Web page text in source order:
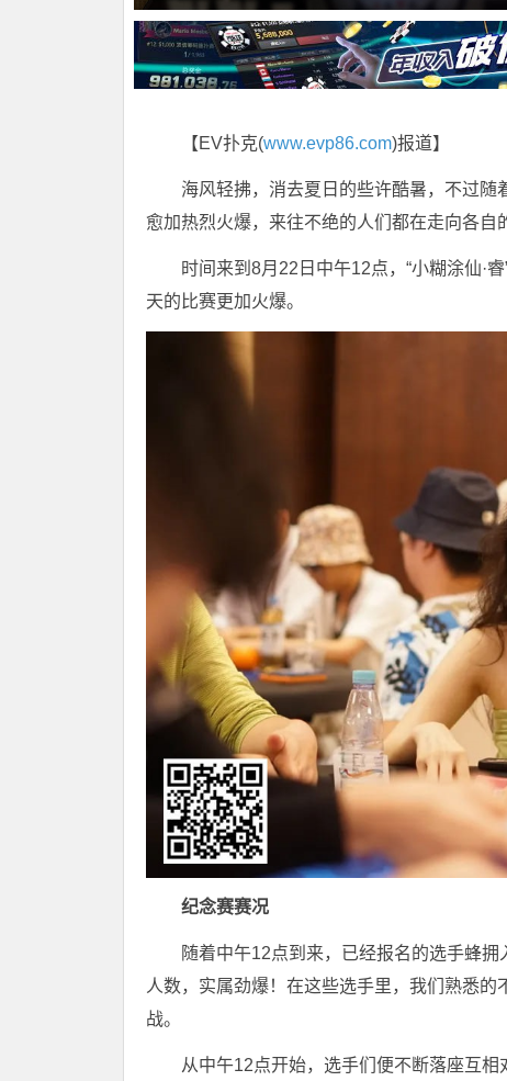
【EV扑克(www.evp86.com)报道】
海风轻拂，消去夏日的些许酷暑，不过
愈加热烈火爆，来往不绝的人们都在走向各自
时间来到8月22日中午12点，“小糊涂仙·
天的比赛更加火爆。
纪念赛赛况
随着中午12点到来，已经报名的选手蜂
人数，实属劲爆！在这些选手里，我们熟悉的
战。
从中午12点开始，选手们便不断落座互相